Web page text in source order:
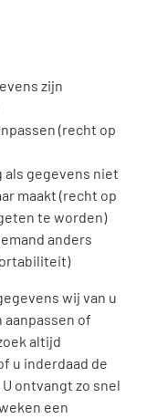
zijn
(recht op
gegevens niet
maakt (recht op
te worden)
anders
wij van u
of
altijd
u inderdaad de
ontvangt zo snel
een